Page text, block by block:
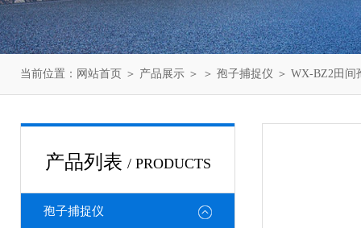
当前位置： 网站首页 ＞ 产品展示 ＞ ＞ 孢子捕捉仪 ＞ WX-BZ2田间
产品列表 / PRODUCTS
孢子捕捉仪